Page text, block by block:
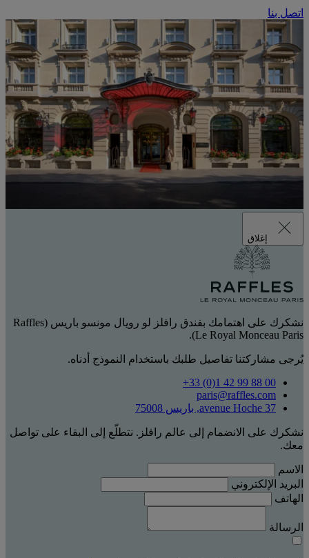
اتصل بنا
إغلاق
نشكرك على اهتمامك بفندق رافلز لو رويال مونسو باريس (Raffles
Le Royal Monceau Paris).
يُرجى مشاركتنا تفاصيل طلبك باستخدام النموذج أدناه.
‎+33 (0)1 42 99 88 00‏
paris@raffles.com
37 avenue Hoche, باريس 75008
نشكرك على الانضمام إلى عالم رافلز. نتطلّع إلى البقاء على تواصل
معك.
الاسم
البريد الإلكتروني
الهاتف
الرسالة